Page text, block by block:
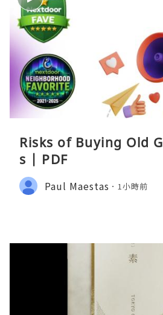
Risks of Buying Old
s | PDF
Paul Maestas 1小時前